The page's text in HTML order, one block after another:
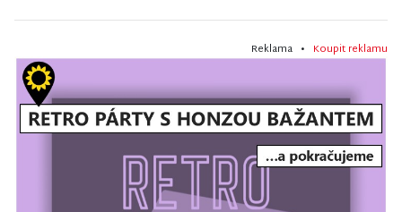
Reklama • Koupit reklamu